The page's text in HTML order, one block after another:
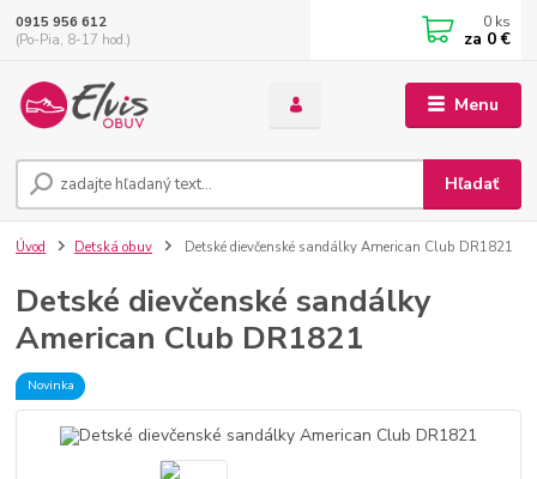
Menu
Hľadať
0915 956 612
(Po-Pia, 8-17 hod.)
0 ks
za 0 €
Úvod Detská obuv Detské dievčenské sandálky American Club DR1821
Detské dievčenské sandálky
American Club DR1821
Novinka